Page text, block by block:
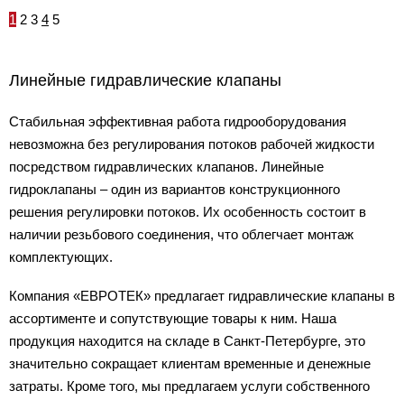
1 2 3 4 5
Линейные гидравлические клапаны
Стабильная эффективная работа гидрооборудования
невозможна без регулирования потоков рабочей жидкости
посредством гидравлических клапанов. Линейные
гидроклапаны – один из вариантов конструкционного
решения регулировки потоков. Их особенность состоит в
наличии резьбового соединения, что облегчает монтаж
комплектующих.
Компания «ЕВРОТЕК» предлагает гидравлические клапаны в
ассортименте и сопутствующие товары к ним. Наша
продукция находится на складе в Санкт-Петербурге, это
значительно сокращает клиентам временные и денежные
затраты. Кроме того, мы предлагаем услуги собственного